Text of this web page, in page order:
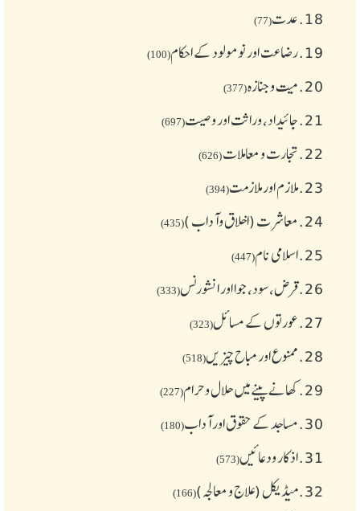
18. عدت(77)
19. رضاعت اور نومولود کے احکام(100)
20. میت و جنازہ(377)
21. جائیداد، وراثت اور وصیت(697)
22. تجارت و معاملات(626)
23. ملازم اور ملازمت(394)
24. معاشرت (اخلاق وآداب )(435)
25. اسلامی نام(447)
26. قرض،سود، جوا اور انشورنس(333)
27. عورتوں کے مسائل(323)
28. ممنوع اور مباح چیز یں(518)
29. کھانے پینے میں حلال و حرام(227)
30. مساجد کے حقوق اور آداب(180)
31. اذکار ودعائیں(573)
32. میڈیکل (علاج و معالجہ)(166)